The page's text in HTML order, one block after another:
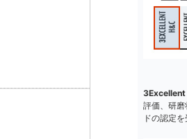
3Excellent
評価、研
ドの認定